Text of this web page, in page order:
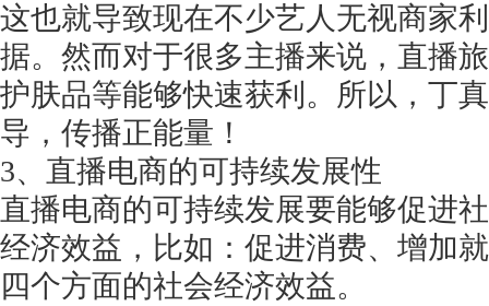
这也就导致现在不少艺人无视商家
据。然而对于很多主播来说，直播
护肤品等能够快速获利。所以，丁
导，传播正能量！
3、直播电商的可持续发展性
直播电商的可持续发展要能够促进
经济效益，比如：促进消费、增加
四个方面的社会经济效益。